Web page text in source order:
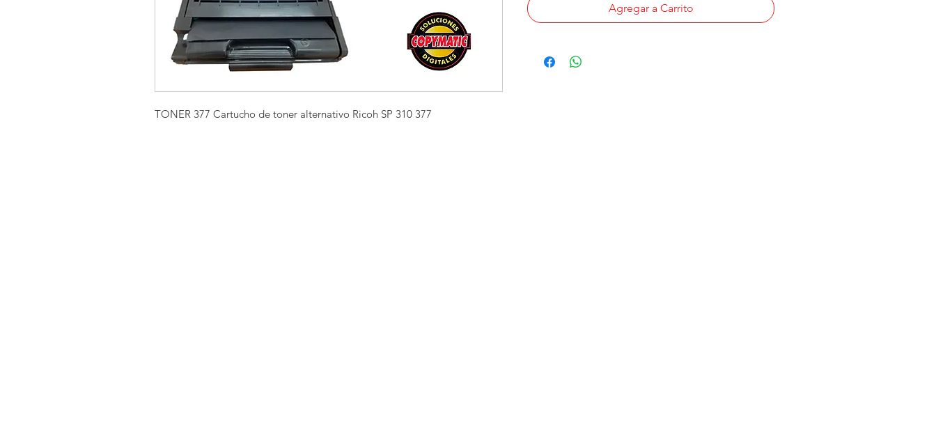
TONER 377 Cartucho de toner alternativo Ricoh SP 310 377
Agregar a Carrito